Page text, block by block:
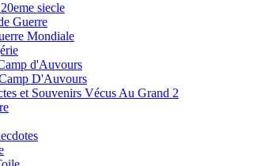
siecle
Guerre
Mondiale
d'Auvours
D'Auvours
et Souvenirs Vécus Au Grand 2